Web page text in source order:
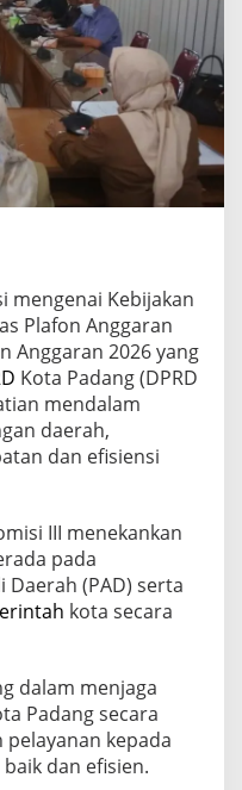
e
b
o
c
r
n
R
u
s
i
d
a
n
A
s
T
i
d
a
k
d
u
k
t
i
mengenai Kebijakan
Plafon Anggaran
Anggaran 2026 yang
Kota Padang (DPRD
mendalam
daerah,
dan efisiensi
III menekankan
pada
(PAD) serta
kota secara
dalam menjaga
Padang secara
kepada
dan efisien.